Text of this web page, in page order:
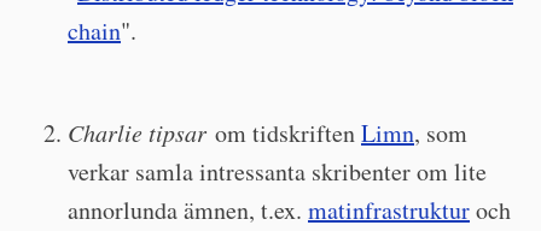
chain".
Charlie tipsar om tidskriftenLimn, som
verkar samla intressanta skribenter om lite
annorlunda ämnen, t.ex. matinfrastrukturoch